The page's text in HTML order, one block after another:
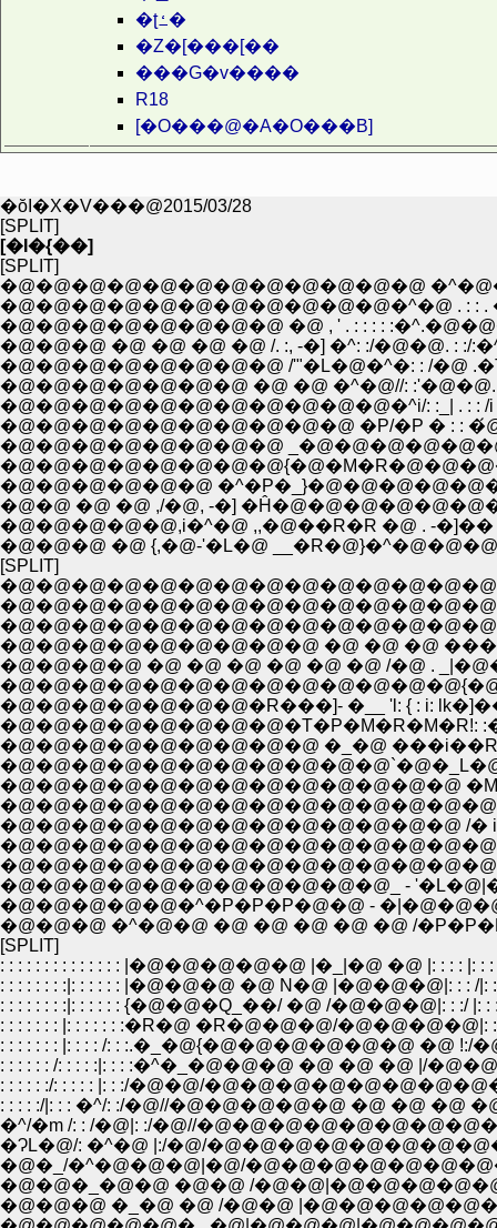
�ʈߑ�
�Z�[���[��
���G�v����
R18
[�O���@�A�O���B]
�ŏI�X�V���@2015/03/28
[SPLIT]
[�I�{��]
[SPLIT]
�@�@�@�@�@�@�@�@�@�@�@�@
�@�@�@�@�@�@�@�@�@�@�@�^�@ . :
�@�@�@ �@ �@ �@ �@ /. :, -�] �^: :/�@�@. : :/
�@�@�@�@�@�@�@�@ /'"�L�@�^�: : /�@
�@�@�@�@�@�@�@ �@ �@ �^�@//:
�@�@�@�@�@�@�@�@�@�@�@�^i/: :_| . : :
�@�@�@�@�@�@�@�@�@�@ �P/�P � : :
�@�@�@�@�@�@�@�@
�@�@�@�@�@�@
�@�@ �@ �@ ,/�@, -�]
�@�@�@�@�@,i�^�@ ,,�@��R�R �@ . -�]��
�@�@�@ �@ {,�@-'�L�@
[SPLIT]
�@�@�@�@�@�@�@�@�@ �@ �@ �@
�@�@�@�@ �@ �@ �@ �@ �@ �@ /�@ .
�@�@�@�@�@�@�@�R���]- �__ 'l: { : i:
�@�@�@�@�@�@�@�@�T�P�M�R�M�R!:
�@�@�@�@�@�@�@�@�@ �_�@
�@�@�@�@�@�@�@�@�@�@�@�@�@
�@�@�@�@�@�@�@�@�@�@�@�@�@ /
�@�@�@�@�@�@�@�@�@�@�@_ -
�@�@�@�@�@�^�P�P�P�@�@ -
�@�@�@ �^�@�@ �@ �@ �@ �@ �@ /
[SPLIT]
: : : : : : : : : : : : : : |�@�@�@�@�@ |�_|�@ �@ |: : : : |: : : : :
: : : : : : : :|: : : : : : |�@�@�@ �@ N�@ |�@�@�@|: : : /|: : :
: : : : : : : :|: : : : : : {�@�@�Q_��/ �@ /�@�@�@|: : :/ |: : : :
: : : : : : : |: : : : : : :�R�@ �R�@�@�@/�@�@�@�@|: :/
: : : : : : : |: : : : /: : :.�_�@{�@�@�@�@�@�@ �@ !:/�@
: : : : : : /: : : : :|: : : :�^�_�@�@�@ �@ �@ �@ |/
: : : : : :/: : : : : |: : :/�@�@/
: : : : :/|: : : �^/: :/�@//�@�@�@�@�@ �@ �@ �@
�^/�m /: : /�@|: :/�@//
�ɁL�@/: �^�@ |:/�@/
�@�_/�^�@�@�@|�@/
�@�@�_�@�@ �@�@ /
�@�@�@ �_�@ �@ /�@�@